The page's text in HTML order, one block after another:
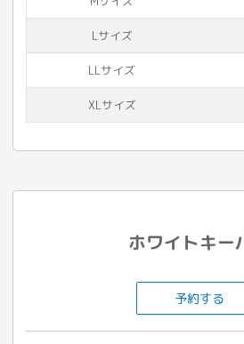
Lサイズ
LLサイズ
XLサイズ
ホワイトキー
予約する